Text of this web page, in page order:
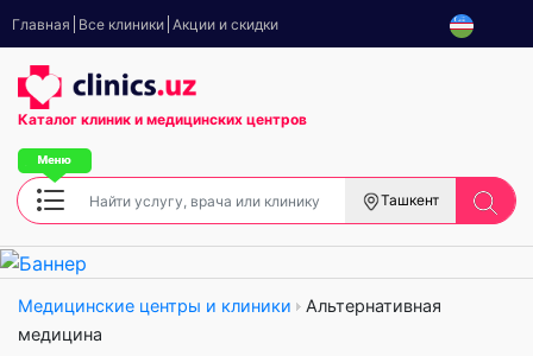
Главная Все клиники Акции и скидки
Каталог клиник и медицинских центров
Ташкент
Медицинские центры и клиники
Альтернативная
медицина